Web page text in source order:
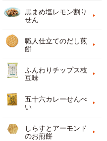
黒まめ塩レモン割り
せん
職人仕立てのだし煎
餅
ふんわりチップス枝
豆味
五十六カレーせんべ
い
しらすとアーモンド
のお煎餅